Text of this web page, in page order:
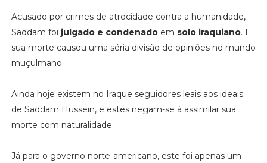
Acusado por crimes de atrocidade contra a humanidade,
Saddam foi julgado e condenadoem solo iraquiano. E
sua morte causou uma séria divisão de opiniões no mundo
muçulmano.
Ainda hoje existem no Iraque seguidores leais aos ideais
de Saddam Hussein, e estes negam-se à assimilar sua
morte com naturalidade.
Já para o governo norte-americano, este foi apenas um